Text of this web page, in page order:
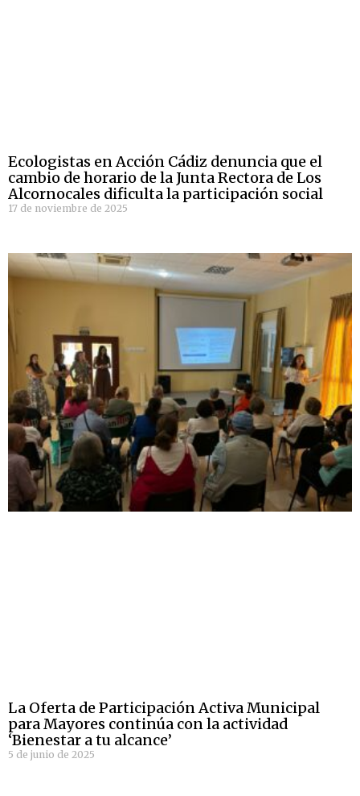
Ecologistas en Acción Cádiz denuncia que el
cambio de horario de la Junta Rectora de Los
Alcornocales dificulta la participación social
17 de noviembre de 2025
La Oferta de Participación Activa Municipal
para Mayores continúa con la actividad
‘Bienestar a tu alcance’
5 de junio de 2025